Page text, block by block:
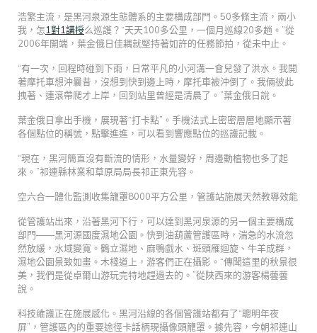
浩繁主流，是黑河泉源生態體系的主要構成部門。50多條主流，兩小
我，怎1對1講授么巡護？“天天100多公里，一個月巡線20多趟。”從
2006年開端，葉金俄日佳耦就堅持著如許的任務節拍，從未中止。
“有一次，回程時碰到下雨，日常平凡的小河溝一會兒發了洪水。我開
著摩托車想沖曩昔，沒想到快到邊上時，摩托車被沖倒了。我倆彼此
拽著、連滾帶爬才上岸，回到站里曾經是清晨了。”葉金俄日說。
葉金俄日拿出手機，展現著“打卡點”。手機法式上密密層層地顯示著
各個點位的稱號，點擊進進，可以看到響應點位的巡護記載。
“現在，黑河簡直沒有斷流的情形，水量變好，周邊動植物也多了起
來。”祁連縣林業和草原局局長祁正東先容。
空六合一體化監測收集籠罩8000平方公里，管護站施展天然教導效能
從管護站出來，沿著黑河下行，可以達到黑河泉源的另一個主要構成
部門——黑河源國度濕地公園。快到油葫蘆管護區時，湍急的水流忽
然放緩，水域變寬。鶴立濕地、麻鴨戲水、斑頭雁迴旋、牛羊成群，
濕地公園景致如畫。木棧道上，游客們正在攝影。“傳聞這里的秋景很
美，我們是從卓爾山游玩完特地趕過去的。”從陜西來的游客楊蕓蕓
說。
科技維護正在施展感化。黑河沿線的各個管護站都有了“聰明年夜
屏”，管護區內的重要途徑卡話柄現攝像頭籠罩。據先容，今朝祁連山